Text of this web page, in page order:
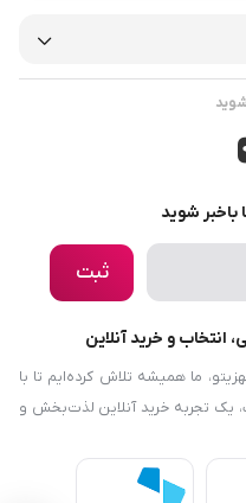
باخبر شوید
ثبت
انتخاب و خرید آنلاین
ما همیشه تلاش کرده‌ایم تا با
یک تجربه خرید آنلاین لذت‌بخش و
است که نیازها و دانش مرتبط با
قرار دهیم. فروشگاه محصولات